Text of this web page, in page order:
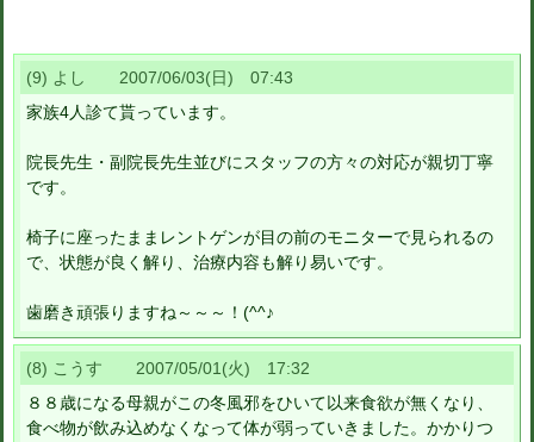
(9) よし 2007/06/03(日) 07:43
家族4人診て貰っています。
院長先生・副院長先生並びにスタッフの方々の対応が親切丁寧
です。
椅子に座ったままレントゲンが目の前のモニターで見られるの
で、状態が良く解り、治療内容も解り易いです。
歯磨き頑張りますね～～～！(^^♪
(8) こうす 2007/05/01(火) 17:32
８８歳になる母親がこの冬風邪をひいて以来食欲が無くなり、
食べ物が飲み込めなくなって体が弱っていきました。かかりつ